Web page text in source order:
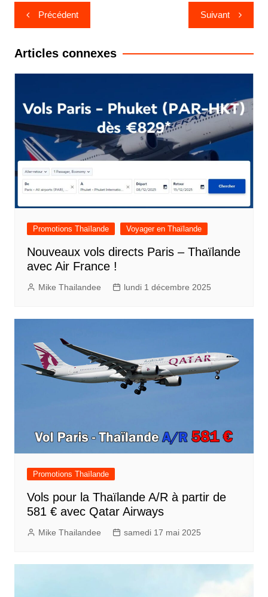
Navigation
de
l’article
Précédent Suivant
Articles connexes
Promotions Thaïlande Voyager en Thaïlande
Nouveaux vols directs Paris – Thaïlande
avec Air France !
Mike Thailandee lundi 1 décembre 2025
Promotions Thaïlande
Vols pour la Thaïlande A/R à partir de
581 € avec Qatar Airways
Mike Thailandee samedi 17 mai 2025